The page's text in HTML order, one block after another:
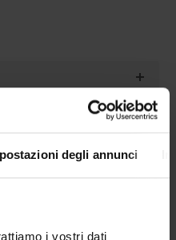
degli annunci
i vostri dati